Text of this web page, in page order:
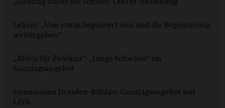
Lehrer: „Von etwas begeistert sein und die Begeisterung
weitergeben“
„Alle(s) für Zwickau“: „Junge Schwäne“ im
Ganztagsangebot
Gymnasium Dresden-Bühlau: Ganztagsangebot mit
LiSSi